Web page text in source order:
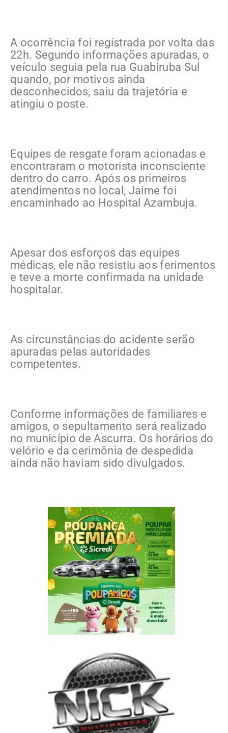
A ocorrência foi registrada por volta das
22h. Segundo informações apuradas, o
veículo seguia pela rua Guabiruba Sul
quando, por motivos ainda
desconhecidos, saiu da trajetória e
atingiu o poste.
Equipes de resgate foram acionadas e
encontraram o motorista inconsciente
dentro do carro. Após os primeiros
atendimentos no local, Jaime foi
encaminhado ao Hospital Azambuja.
Apesar dos esforços das equipes
médicas, ele não resistiu aos ferimentos
e teve a morte confirmada na unidade
hospitalar.
As circunstâncias do acidente serão
apuradas pelas autoridades
competentes.
Conforme informações de familiares e
amigos, o sepultamento será realizado
no município de Ascurra. Os horários do
velório e da cerimônia de despedida
ainda não haviam sido divulgados.